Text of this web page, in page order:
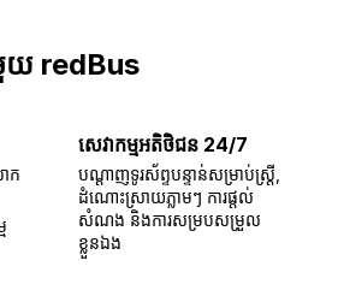
មួយ redBus
ក
សេវាកម្មអតិថិជន 24/7
បណ្តាញទូរស័ព្ទបន្ទាន់សម្រាប់ស្ត្រី,
ដំណោះស្រាយភ្លាមៗ ការផ្តល់
សំណង និងការសម្របសម្រួល
ខ្លួនឯង